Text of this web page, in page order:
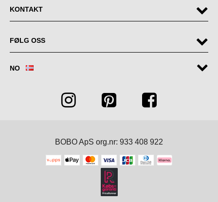
KONTAKT
FØLG OSS
NO
BOBO ApS org.nr: 933 408 922